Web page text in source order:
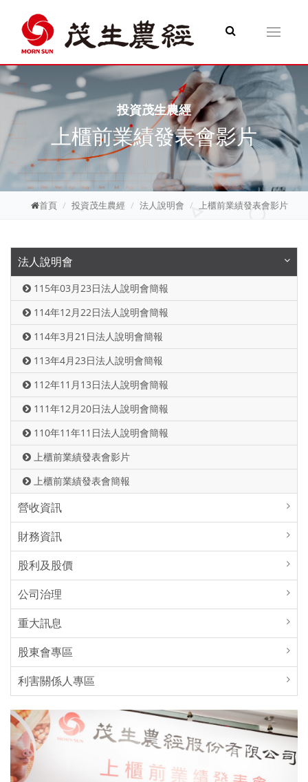
Toggle
投資茂生農經
上櫃前業績發表會影片
首頁 投資茂生農經 法人說明會 上櫃前業績發表會影片
法人說明會
115年03月23日法人說明會簡報
114年12月22日法人說明會簡報
114年3月21日法人說明會簡報
113年4月23日法人說明會簡報
112年11月13日法人說明會簡報
111年12月20日法人說明會簡報
110年11年11日法人說明會簡報
上櫃前業績發表會影片
上櫃前業績發表會簡報
營收資訊
財務資訊
股利及股價
公司治理
重大訊息
股東會專區
利害關係人專區